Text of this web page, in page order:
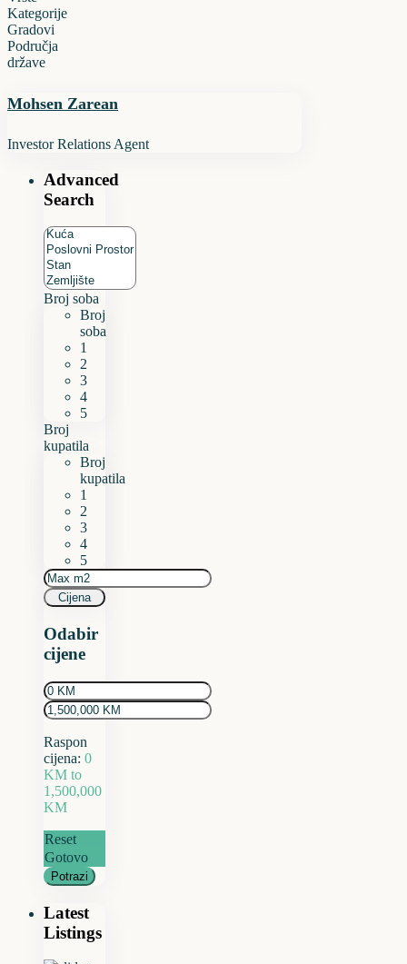
Kategorije
Gradovi
Područja
države
Mohsen Zarean
Investor Relations Agent
Advanced
Search
Broj soba
Broj
soba
1
2
3
4
5
Broj
kupatila
Broj
kupatila
1
2
3
4
5
Cijena
Odabir
cijene
Raspon
cijena: 0
KM to
1,500,000
KM
Reset
Gotovo
Potrazi
Latest
Listings